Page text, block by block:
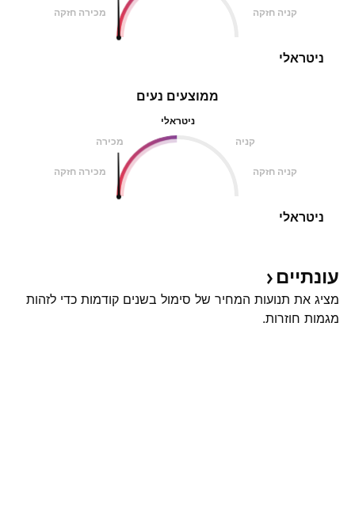
מכירה חזקה קניה חזקה
ניטראלי
ממוצעים נעים
ניטראלי
מכירה
קניה
מכירה חזקה קניה חזקה
ניטראלי
עונתיים
מציג את תנועות המחיר של סימול בשנים קודמות כדי לזהות
מגמות חוזרות.